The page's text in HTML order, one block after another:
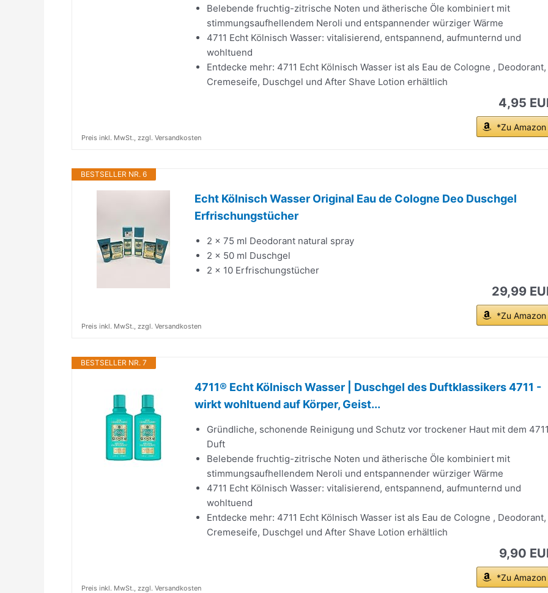
Belebende fruchtig-zitrische Noten und ätherische Öle kombiniert mit
stimmungsaufhellendem Neroli und entspannender würziger Wärme
4711 Echt Kölnisch Wasser: vitalisierend, entspannend, aufmunternd und
wohltuend
Entdecke mehr: 4711 Echt Kölnisch Wasser ist als Eau de Cologne , Deodorant,
Cremeseife, Duschgel und After Shave Lotion erhältlich
4,95
*Zu Amazon
Preis inkl. MwSt., zzgl. Versandkosten
BESTSELLER NR. 6
Echt Kölnisch Wasser Original Eau de Cologne Deo Duschgel
Erfrischungstücher
2 x 75 ml Deodorant natural spray
2 x 50 ml Duschgel
2 x 10 Erfrischungstücher
29,99
*Zu Amazon
Preis inkl. MwSt., zzgl. Versandkosten
BESTSELLER NR. 7
4711® Echt Kölnisch Wasser | Duschgel des Duftklassikers 4711 -
wirkt wohltuend auf Körper, Geist...
Gründliche, schonende Reinigung und Schutz vor trockener Haut mit dem
Duft
Belebende fruchtig-zitrische Noten und ätherische Öle kombiniert mit
stimmungsaufhellendem Neroli und entspannender würziger Wärme
4711 Echt Kölnisch Wasser: vitalisierend, entspannend, aufmunternd und
wohltuend
Entdecke mehr: 4711 Echt Kölnisch Wasser ist als Eau de Cologne , Deodorant,
Cremeseife, Duschgel und After Shave Lotion erhältlich
9,90
*Zu Amazon
Preis inkl. MwSt., zzgl. Versandkosten